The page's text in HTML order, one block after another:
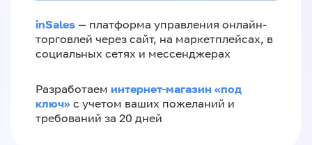
inSales — платформа управления онлайн-
торговлей через сайт, на маркетплейсах, в
социальных сетях и мессенджерах
Разработаем интернет-магазин «‎под
ключ»‎ с учетом ваших пожеланий и
требований за 20 дней